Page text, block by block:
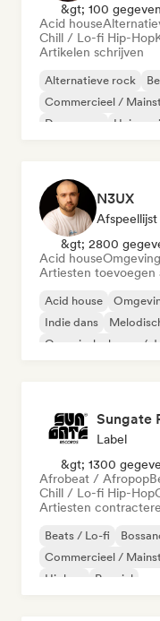
&gt; 100
Acid house
Chill / Lo-fi Hip-Hop
Artikelen schrijven
Alternatieve rock
Commercieel /
Droompop
N3UX
&gt; 2800
Acid houseOmgeving
Artiesten toevoegen
Acid house
Indie dans
Organische house /
Sungate
Label
&gt; 1300
Afrobeat / Afropop
Chill / Lo-fi Hip-Hop
Artiesten
Beats / Lo-fi
Commercieel /
Hiphop
Popziel